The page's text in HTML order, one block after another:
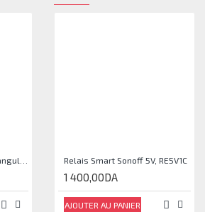
Relais Smart Sonoff 5V, RE5V1C
1 400,00DA
AJOUTER AU PANIER